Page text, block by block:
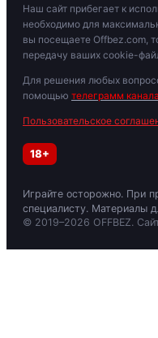
Наш сайт прибегает к
необходимо для
вы посещаете Offbez.com,
передачу ваших cookie-
Для решения любых
помощью телеграмм канала
Пользовательское
18+
Играйте осторожно. При
специалисту. Материалы
© 2019–2026 OFFBEZ.